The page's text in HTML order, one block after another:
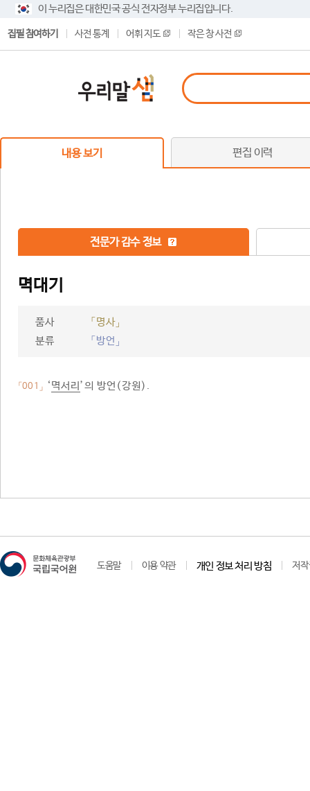
이 누리집은 대한민국 공식 전자정부 누리집입니다.
집필 참여하기 사전 통계 어휘 지도 작은 창 사전
내용 보기 편집 이력
전문가 감수 정보
멱대기
품사
「명사」
분류
「방언」
「001」 ‘멱서리 ’의 방언(강원).
도움말 이용 약관 개인 정보 처리 방침 저